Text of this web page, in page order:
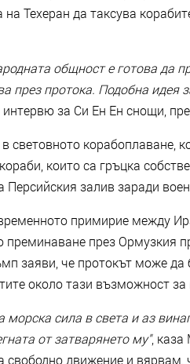
на Техеран да таксува
общност е готова да
през протока. Подобна идея
за Си Ен Ен снощи,
световното корабоплаване,
които са гръцка
Персийския залив заради
примирие между
преминаване през Ормузкия
заяви, че протокът може
около тази възможност
морска сила в света и аз
от затварянето му", каза
свободно движение и вярвам,